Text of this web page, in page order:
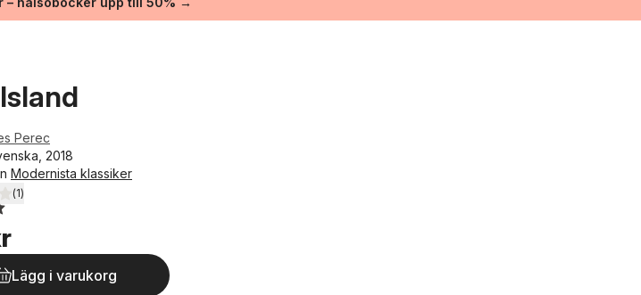
Perec
2018
Modernista klassiker
Totalt antal röster:
(1)
Lägg i varukorg